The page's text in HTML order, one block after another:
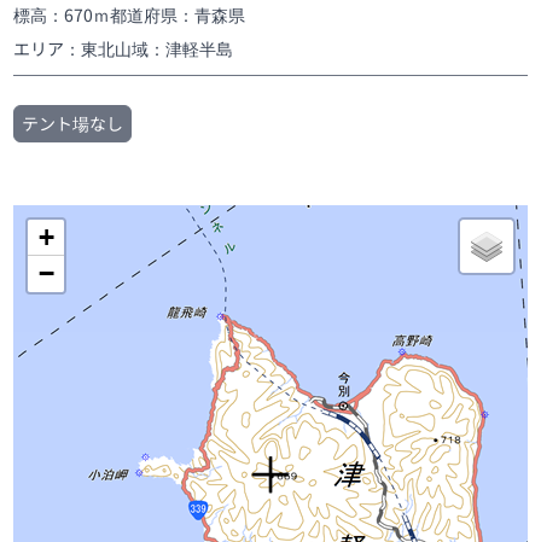
標高：670ｍ都道府県：青森県
エリア：東北山域：津軽半島
テント場なし
+
−